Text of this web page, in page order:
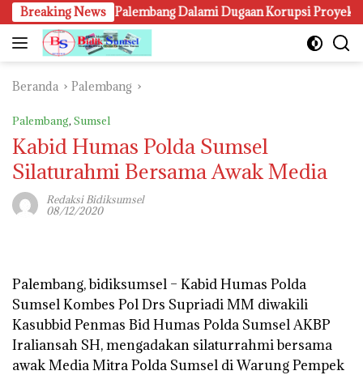
Langsung
ke
konten
Breaking News
Kejari Palembang Dalami Dugaan Korupsi Proyek Lampu
Beranda Palembang
Palembang, Sumsel
Kabid Humas Polda Sumsel
Silaturahmi Bersama Awak Media
Redaksi Bidiksumsel
08/12/2020
Palembang, bidiksumsel – Kabid Humas Polda
Sumsel Kombes Pol Drs Supriadi MM diwakili
Kasubbid Penmas Bid Humas Polda Sumsel AKBP
Iraliansah SH, mengadakan silaturrahmi bersama
awak Media Mitra Polda Sumsel di Warung Pempek